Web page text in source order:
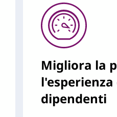
Migliora la
l'esperienza
dipendenti